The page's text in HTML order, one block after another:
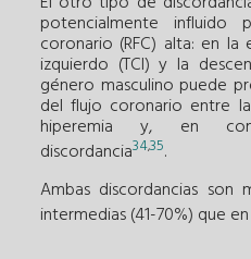
potencialmente
coronario (RFC) alta: en
izquierdo (TCI) y la
género masculino puede
del flujo coronario entre
hiperemia y, en
discordancia34,35.
Ambas discordancias son
intermedias (41-70%) que